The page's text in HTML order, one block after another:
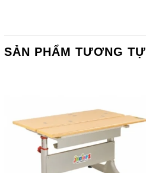
SẢN PHẨM TƯƠNG TỰ